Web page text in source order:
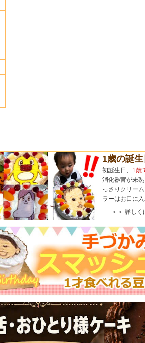
1歳の誕
初誕生日、 1歳
消化器官が未
っさりクリー
ラーはお口に
＞＞ 詳しく